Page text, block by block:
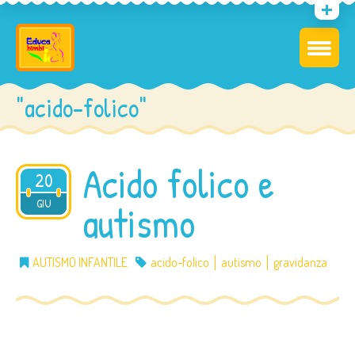
"acido-folico"
20
GIU
2012 Acido folico e
autismo
AUTISMO INFANTILE acido-folico autismo gravidanza